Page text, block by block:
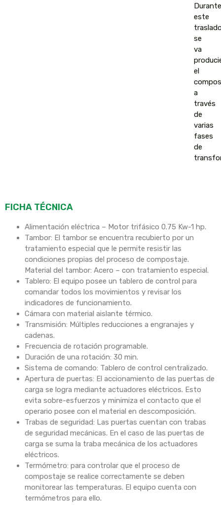
Durante
este
se
va
el
a
través
de
varias
fases
de
FICHA TÉCNICA
Alimentación eléctrica – Motor trifásico 0.75 Kw-1 hp.
Tambor: El tambor se encuentra recubierto por un
tratamiento especial que le permite resistir las
condiciones propias del proceso de compostaje.
Material del tambor: Acero – con tratamiento especial.
Tablero: El equipo posee un tablero de control para
comandar todos los movimientos y revisar los
indicadores de funcionamiento.
Cámara con material aislante térmico.
Transmisión: Múltiples reducciones a engranajes y
cadenas.
Frecuencia de rotación programable.
Duración de una rotación: 30 min.
Sistema de comando: Tablero de control centralizado.
Apertura de puertas: El accionamiento de las puertas de
carga se logra mediante actuadores eléctricos. Esto
evita sobre-esfuerzos y minimiza el contacto que el
operario posee con el material en descomposición.
Trabas de seguridad: Las puertas cuentan con trabas
de seguridad mecánicas. En el caso de las puertas de
carga se suma la traba mecánica de los actuadores
eléctricos.
Termómetro: para controlar que el proceso de
compostaje se realice correctamente se deben
monitorear las temperaturas. El equipo cuenta con
termómetros para ello.